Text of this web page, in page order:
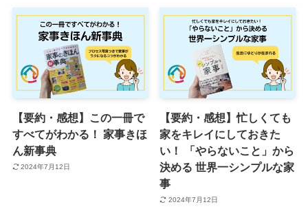
【要約・感想】この一冊で
すべてがわかる！ 家事きほ
ん新事典
2024年7月12日
【要約・感想】忙しくても
家をキレイにしておきた
い！ 「やらないこと」から
決める 世界一シンプルな家
事
2024年7月12日